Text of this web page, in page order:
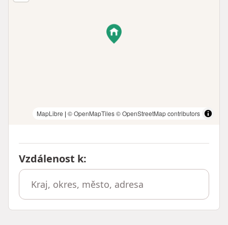
MapLibre | © OpenMapTiles© OpenStreetMap contributors
Vzdálenost k: